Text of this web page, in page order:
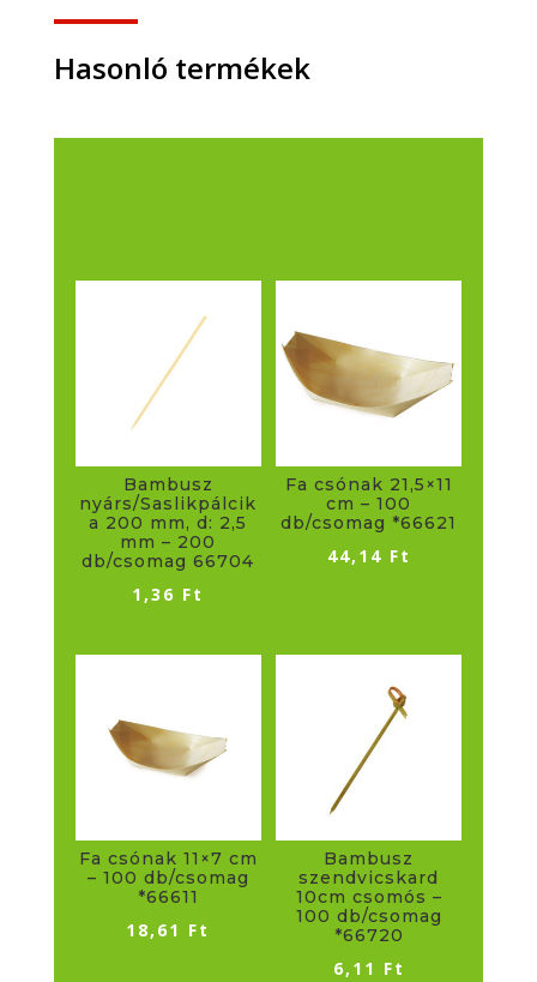
csomagolva
-
500
*66780
Hasonló termékek
Bambusz
nyárs/Saslikpálcik
a 200 mm, d: 2,5
mm – 200
db/csomag 66704
1,36 Ft
Fa csónak 21,5×11
cm – 100
db/csomag *66621
44,14 Ft
Fa csónak 11×7 cm
– 100 db/csomag
*66611
18,61 Ft
Bambusz
szendvicskard
10cm csomós –
100 db/csomag
*66720
6,11 Ft